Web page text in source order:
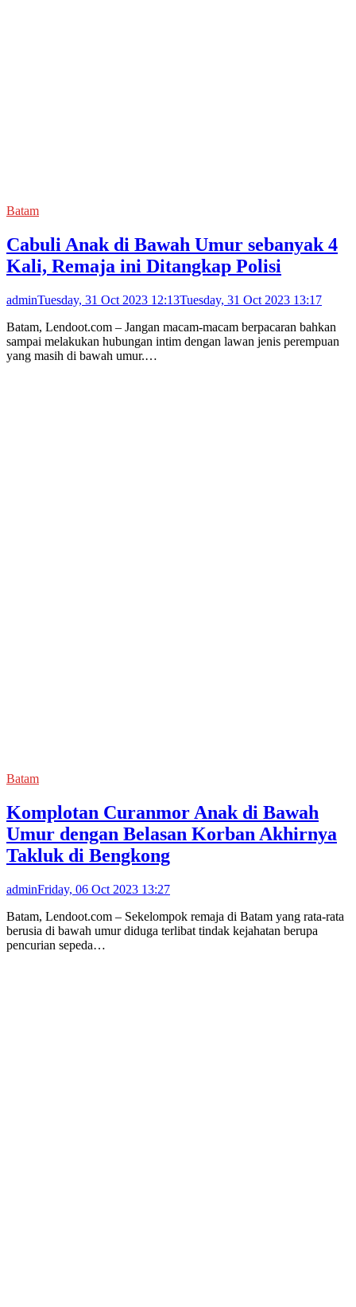
Batam
Cabuli Anak di Bawah Umur sebanyak 4
Kali, Remaja ini Ditangkap Polisi
adminTuesday, 31 Oct 2023 12:13Tuesday, 31 Oct 2023 13:17
Batam, Lendoot.com – Jangan macam-macam berpacaran bahkan
sampai melakukan hubungan intim dengan lawan jenis perempuan
yang masih di bawah umur.…
Batam
Komplotan Curanmor Anak di Bawah
Umur dengan Belasan Korban Akhirnya
Takluk di Bengkong
adminFriday, 06 Oct 2023 13:27
Batam, Lendoot.com – Sekelompok remaja di Batam yang rata-rata
berusia di bawah umur diduga terlibat tindak kejahatan berupa
pencurian sepeda…